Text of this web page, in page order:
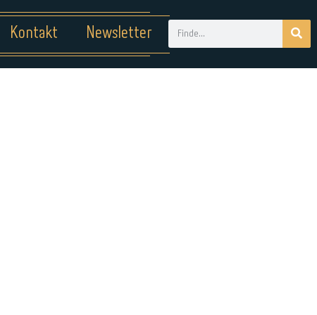
Kontakt Newsletter